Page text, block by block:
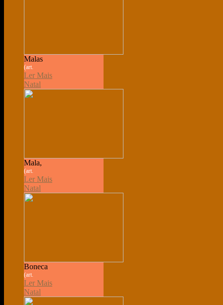
Malas
(art.
Ler Mais
Natal
Mala,
(art.
Ler Mais
Natal
Boneca
(art.
Ler Mais
Natal